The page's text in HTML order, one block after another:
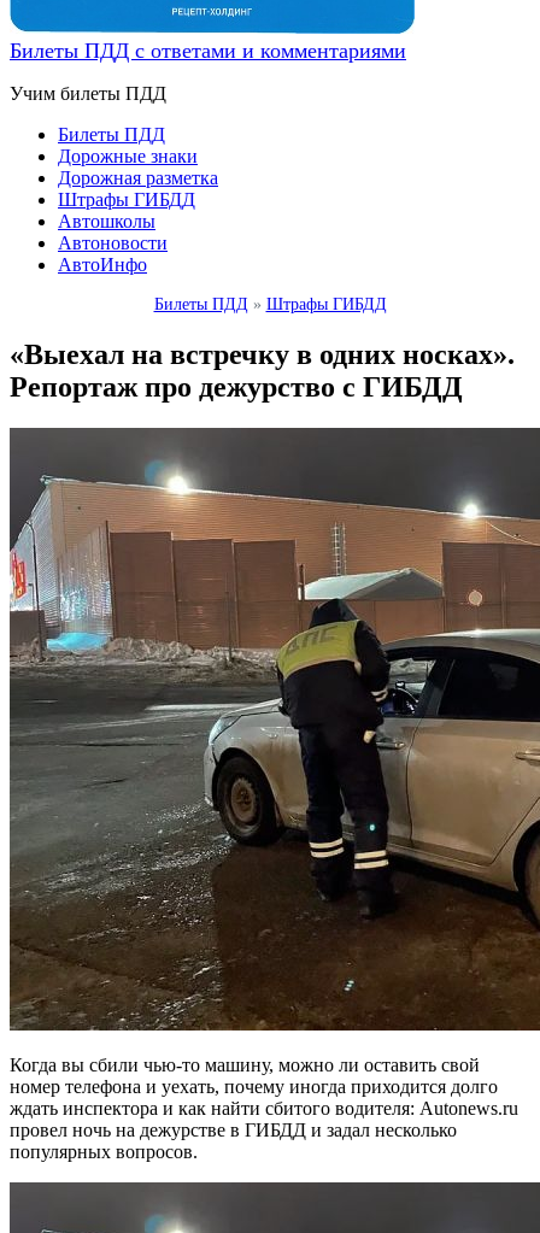
Билеты ПДД с ответами и комментариями
Учим билеты ПДД
Билеты ПДД
Дорожные знаки
Дорожная разметка
Штрафы ГИБДД
Автошколы
Автоновости
АвтоИнфо
Билеты ПДД » Штрафы ГИБДД
«Выехал на встречку в одних носках».
Репортаж про дежурство с ГИБДД
Когда вы сбили чью-то машину, можно ли оставить свой
номер телефона и уехать, почему иногда приходится долго
ждать инспектора и как найти сбитого водителя: Autonews.ru
провел ночь на дежурстве в ГИБДД и задал несколько
популярных вопросов.